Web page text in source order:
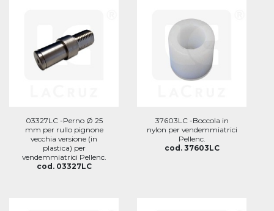
03327LC -Perno Ø 25
mm per rullo pignone
vecchia versione (in
plastica) per
vendemmiatrici Pellenc.
cod. 03327LC
37603LC -Boccola in
nylon per vendemmiatrici
Pellenc.
cod. 37603LC